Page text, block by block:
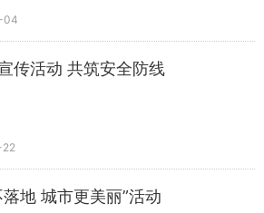
04
传活动 共筑安全防线
地 城市更美丽”活动